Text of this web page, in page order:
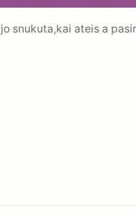
snukuta,kai ateis a